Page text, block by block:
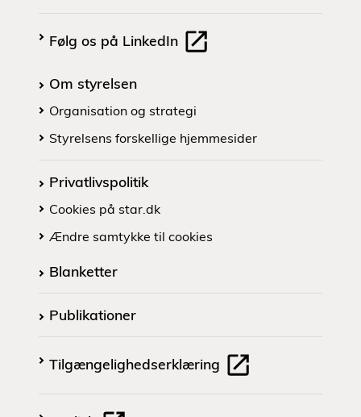
Følg os på LinkedIn
Om styrelsen
Organisation og strategi
Styrelsens forskellige hjemmesider
Privatlivspolitik
Cookies på star.dk
Ændre samtykke til cookies
Blanketter
Publikationer
Tilgængelighedserklæring